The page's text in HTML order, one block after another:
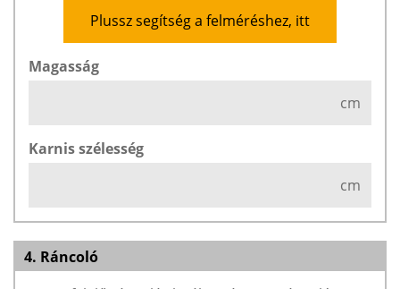
Plussz segítség a felméréshez, itt
Magasság
cm
Karnis szélesség
cm
4. Ráncoló